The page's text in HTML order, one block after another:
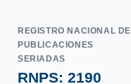
REGISTRO NACIONAL DE
PUBLICACIONES
SERIADAS
RNPS: 2190